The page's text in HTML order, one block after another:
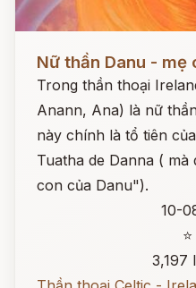
Nữ thần Danu - mẹ
Trong thần thoại
Anann, Ana) là nữ
này chính là tổ tiên
Tuatha de Danna (
con của Danu").
10-
3,197